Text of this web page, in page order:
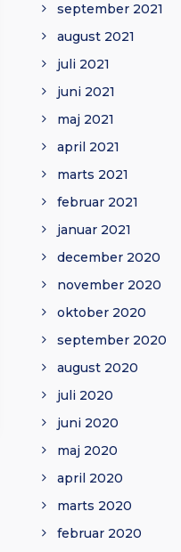
september 2021
august 2021
juli 2021
juni 2021
maj 2021
april 2021
marts 2021
februar 2021
januar 2021
december 2020
november 2020
oktober 2020
september 2020
august 2020
juli 2020
juni 2020
maj 2020
april 2020
marts 2020
februar 2020